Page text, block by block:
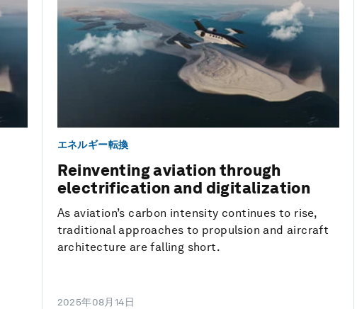
エネルギー転換
Reinventing aviation through
electrification and digitalization
As aviation’s carbon intensity continues to rise,
traditional approaches to propulsion and aircraft
architecture are falling short.
2025年08月14日